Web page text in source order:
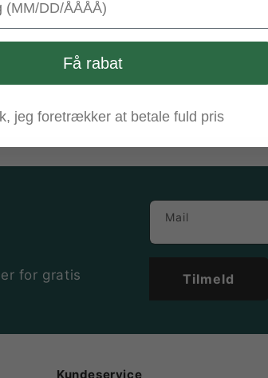
for gratis
Mail
Tilmeld
Kundeservice
Få rabat
jeg foretrækker at betale fuld pris